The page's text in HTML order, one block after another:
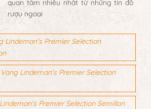
quan tâm nhiều nhất từ những tín đồ
rượu ngoại
Lindeman's Premier Selection
Lindeman's Premier Selection
Premier Selection Semillon